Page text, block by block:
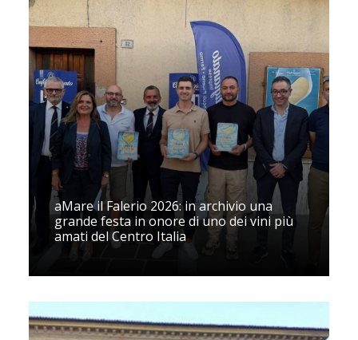
aMare il Falerio 2026: in archivio una
grande festa in onore di uno dei vini più
amati del Centro Italia